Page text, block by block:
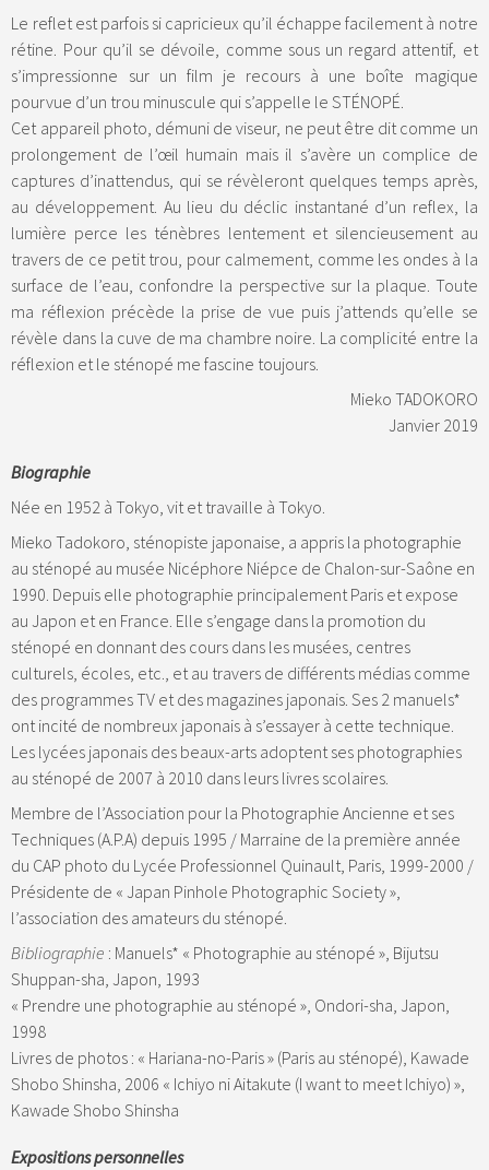
Le reflet est parfois si capricieux qu’il échappe facilement à notre
rétine. Pour qu’il se dévoile, comme sous un regard attentif, et
s’impressionne sur un film je recours à une boîte magique
pourvue d’un trou minuscule qui s’appelle le STÉNOPÉ.
Cet appareil photo, démuni de viseur, ne peut être dit comme un
prolongement de l’œil humain mais il s’avère un complice de
captures d’inattendus, qui se révèleront quelques temps après,
au développement. Au lieu du déclic instantané d’un reflex, la
lumière perce les ténèbres lentement et silencieusement au
travers de ce petit trou, pour calmement, comme les ondes à la
surface de l’eau, confondre la perspective sur la plaque. Toute
ma réflexion précède la prise de vue puis j’attends qu’elle se
révèle dans la cuve de ma chambre noire. La complicité entre la
réflexion et le sténopé me fascine toujours.
Mieko TADOKORO
Janvier 2019
Biographie
Née en 1952 à Tokyo, vit et travaille à Tokyo.
Mieko Tadokoro, sténopiste japonaise, a appris la photographie
au sténopé au musée Nicéphore Niépce de Chalon-sur-Saône en
1990. Depuis elle photographie principalement Paris et expose
au Japon et en France. Elle s’engage dans la promotion du
sténopé en donnant des cours dans les musées, centres
culturels, écoles, etc., et au travers de différents médias comme
des programmes TV et des magazines japonais. Ses 2 manuels*
ont incité de nombreux japonais à s’essayer à cette technique.
Les lycées japonais des beaux-arts adoptent ses photographies
au sténopé de 2007 à 2010 dans leurs livres scolaires.
Membre de l’Association pour la Photographie Ancienne et ses
Techniques (A.P.A) depuis 1995 / Marraine de la première année
du CAP photo du Lycée Professionnel Quinault, Paris, 1999-2000 /
Présidente de « Japan Pinhole Photographic Society »,
l’association des amateurs du sténopé.
Bibliographie : Manuels* « Photographie au sténopé », Bijutsu
Shuppan-sha, Japon, 1993
« Prendre une photographie au sténopé », Ondori-sha, Japon,
1998
Livres de photos : « Hariana-no-Paris » (Paris au sténopé), Kawade
Shobo Shinsha, 2006 « Ichiyo ni Aitakute (I want to meet Ichiyo) »,
Kawade Shobo Shinsha
Expositions personnelles